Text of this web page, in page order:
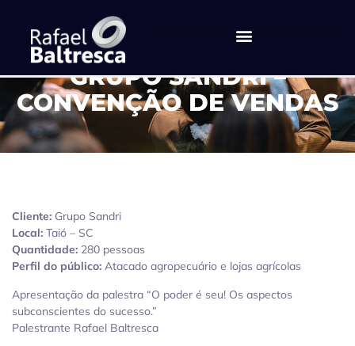
GRUPO SANDRI –
CONVENÇÃO DE VENDAS
Cliente: Grupo Sandri
Local: Taió – SC
Quantidade: 280 pessoas
Perfil do público: Atacado agropecuário e lojas agrícolas
Apresentação da palestra “O poder é seu! Os aspectos
subconscientes do sucesso.”
Palestrante Rafael Baltresca